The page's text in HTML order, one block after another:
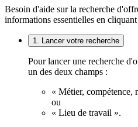
Besoin d'aide sur la recherche
informations essentielles en
1. Lancer votre recherche
Pour lancer une recherche
un des deux champs :
« Métier, compétence,
ou
« Lieu de travail ».